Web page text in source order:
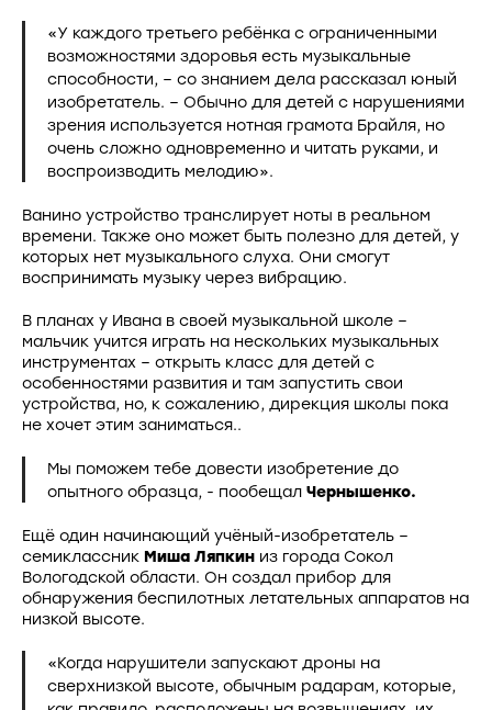
«У каждого третьего ребёнка с ограниченными
возможностями здоровья есть музыкальные
способности, – со знанием дела рассказал юный
изобретатель. – Обычно для детей с нарушениями
зрения используется нотная грамота Брайля, но
очень сложно одновременно и читать руками, и
воспроизводить мелодию».
Ванино устройство транслирует ноты в реальном
времени. Также оно может быть полезно для детей, у
которых нет музыкального слуха. Они смогут
воспринимать музыку через вибрацию.
В планах у Ивана в своей музыкальной школе –
мальчик учится играть на нескольких музыкальных
инструментах – открыть класс для детей с
особенностями развития и там запустить свои
устройства, но, к сожалению, дирекция школы пока
не хочет этим заниматься..
Мы поможем тебе довести изобретение до
опытного образца, - пообещал Чернышенко.
Ещё один начинающий учёный-изобретатель –
семиклассник Миша Ляпкин из города Сокол
Вологодской области. Он создал прибор для
обнаружения беспилотных летательных аппаратов на
низкой высоте.
«Когда нарушители запускают дроны на
сверхнизкой высоте, обычным радарам, которые,